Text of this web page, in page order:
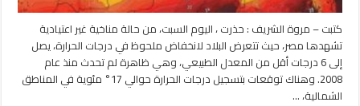
يحدث
منذ
16
عاماً
مغلقة
كتبت – مروة الشريف : حذرت ، اليوم السبت، من حالة مناخية غير اعتيادية
تشهدها مصر، حيث تتعرض البلاد لانخفاض ملحوظ في درجات الحرارة، يصل
إلى 6 درجات أقل من المعدل الطبيعي، وهي ظاهرة لم تحدث منذ عام
2008. وهناك توقعات بتسجيل درجات الحرارة حوالي 17° مئوية في المناطق
الشمالية، …